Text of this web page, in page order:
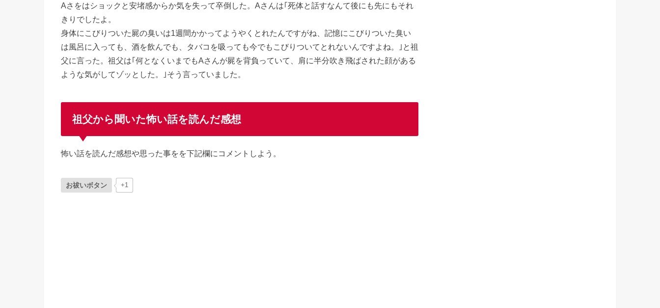
Aさをはショックと安堵感からか気を失って卒倒した。Aさんは｢死体と話すなんて後にも先にもそれ
きりでしたよ。
身体にこびりついた屍の臭いは1週間かかってようやくとれたんですがね、記憶にこびりついた臭い
は風呂に入っても、酒を飲んでも、タバコを吸っても今でもこびりついてとれないんですよね。｣と祖
父に言った。祖父は｢何となくいまでもAさんが屍を背負っていて、肩に半分吹き飛ばされた顔がある
ような気がしてゾッとした。｣そう言っていました。
祖父から聞いた怖い話を読んだ感想
怖い話を読んだ感想や思った事をを下記欄にコメントしよう。
お祓いボタン +1